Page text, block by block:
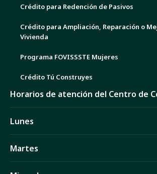
Crédito para Redención de Pasivos
Crédito para Ampliación, Reparación o
Vivienda
Programa FOVISSSTE Mujeres
Crédito Tú Construyes
Horarios de atención del Centro de
Lunes
Martes